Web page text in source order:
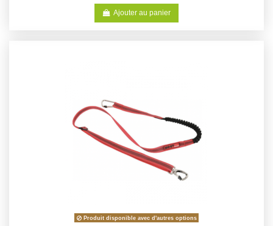
Ajouter au panier
Produit disponible avec d'autres options